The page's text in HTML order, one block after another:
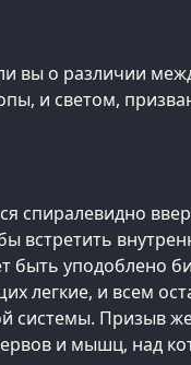
вы о различии
и светом,
спиралевидно
встретить
быть уподоблено
легкие, и всем
системы. Призыв
и мышц, над